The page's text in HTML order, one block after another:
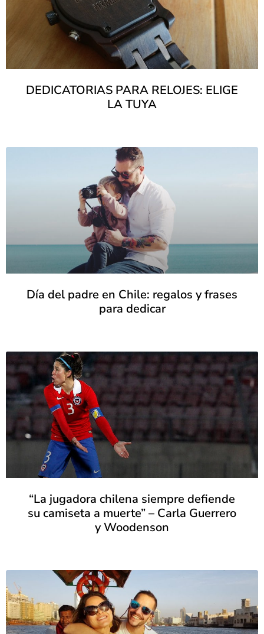
DEDICATORIAS PARA RELOJES: ELIGE
LA TUYA
Día del padre en Chile: regalos y frases
para dedicar
“La jugadora chilena siempre defiende
su camiseta a muerte” – Carla Guerrero
y Woodenson